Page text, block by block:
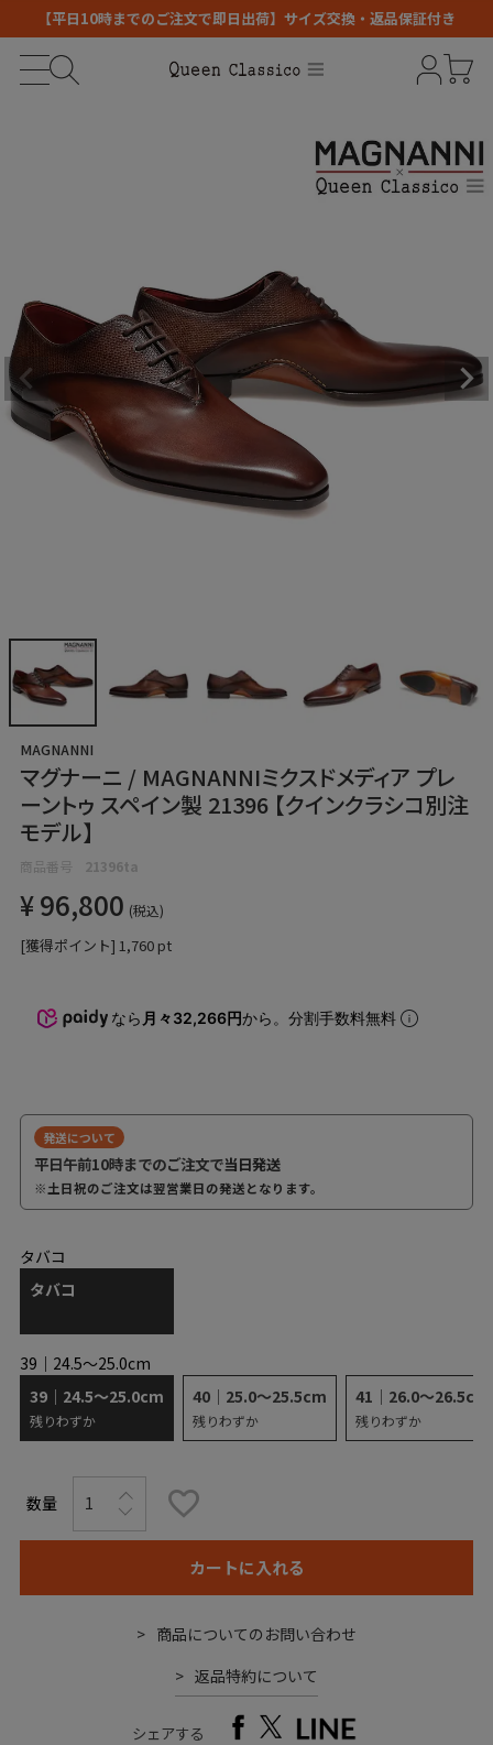
【平日10時までのご注文で即日出荷】サイズ交換・返品保証付き
MAGNANNI
マグナーニ / MAGNANNIミクスドメディア プレ
ーントゥ スペイン製 21396 【クインクラシコ別注
モデル】
商品番号 21396ta
¥96,800 税込
[獲得ポイント] 1,760 pt
なら 月々32,266円から。分割手数料無料
発送について
平日午前10時までのご注文で当日発送
※土日祝のご注文は翌営業日の発送となります。
39｜24.5～25.0cm
39｜24.5～25.0cm
残りわずか
40｜25.0～25.5cm
残りわずか
41｜26.0～26.5cm
残りわずか
タバコ
タバコ
カートに入れる
商品についてのお問い合わせ
返品特約について
シェアする